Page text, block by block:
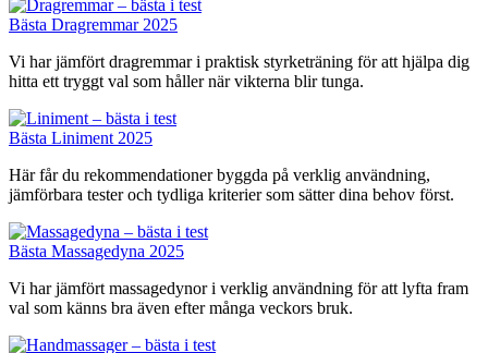
Bästa Dragremmar 2025
Vi har jämfört dragremmar i praktisk styrketräning för att hjälpa dig
hitta ett tryggt val som håller när vikterna blir tunga.
Bästa Liniment 2025
Här får du rekommendationer byggda på verklig användning,
jämförbara tester och tydliga kriterier som sätter dina behov först.
Bästa Massagedyna 2025
Vi har jämfört massagedynor i verklig användning för att lyfta fram
val som känns bra även efter många veckors bruk.